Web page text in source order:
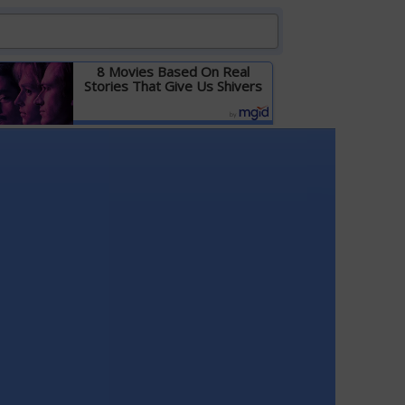
8 Movies Based On Real
Stories That Give Us Shivers
Детальніше